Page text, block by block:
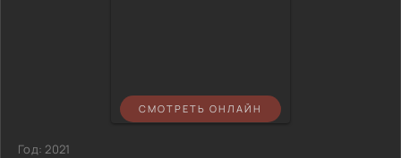
СМОТРЕТЬ ОНЛАЙН
Год:2021